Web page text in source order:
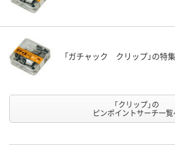
「ガチャック クリップ」の特集
「クリップ」の
ピンポイントサーチ一覧